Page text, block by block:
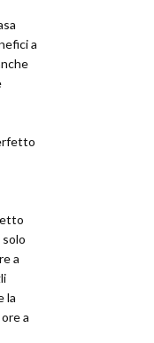
a
solo
a
la
a